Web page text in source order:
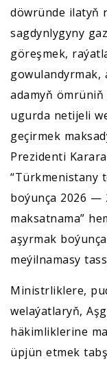
döwründe ilatyň
sagdynlygyny
göreşmek,
gowulandyrmak,
adamyň
ugurda netijeli
geçirmek
Prezidenti
“Türkmenistany
boýunça 2026 —
maksatnama”
aşyrmak
meýilnamasy
Ministrliklere,
welaýatlaryň,
häkimliklerine
üpjün etmek